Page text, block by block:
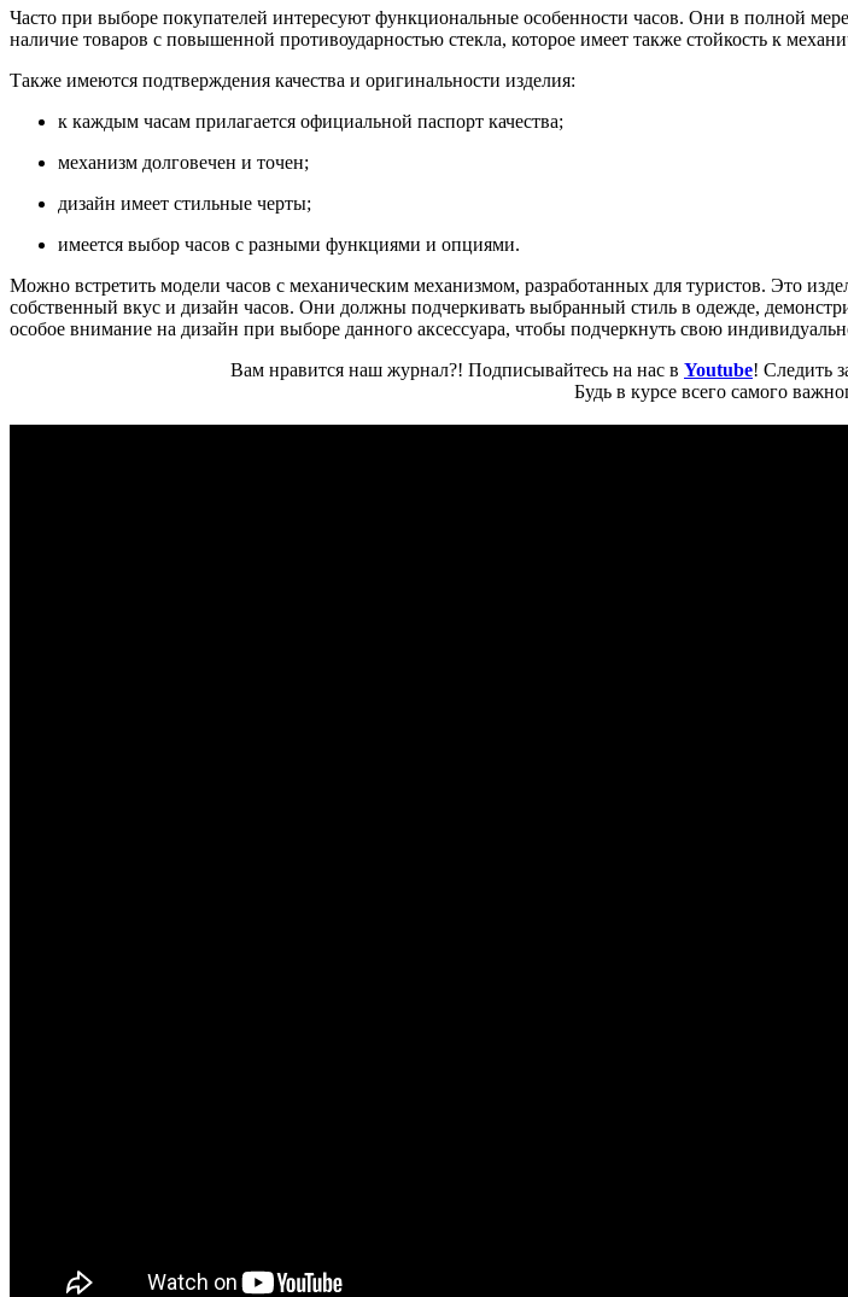
Часто при выборе покупателей интересуют функциональные особенности часов. Они в полной
наличие товаров с повышенной противоударностью стекла, которое имеет также стойкость к
Также имеются подтверждения качества и оригинальности изделия:
к каждым часам прилагается официальной паспорт качества;
механизм долговечен и точен;
дизайн имеет стильные черты;
имеется выбор часов с разными функциями и опциями.
Можно встретить модели часов с механическим механизмом, разработанных для туристов. Это
собственный вкус и дизайн часов. Они должны подчеркивать выбранный стиль в одежде,
особое внимание на дизайн при выборе данного аксессуара, чтобы подчеркнуть свою
Вам нравится наш журнал?! Подписывайтесь на нас в Youtube! Следить
Будь в курсе всего самого